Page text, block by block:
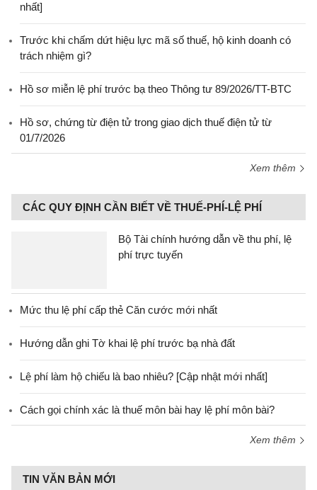
nhất]
Trước khi chấm dứt hiệu lực mã số thuế, hộ kinh doanh có
trách nhiệm gì?
Hồ sơ miễn lệ phí trước bạ theo Thông tư 89/2026/TT-BTC
Hồ sơ, chứng từ điện tử trong giao dịch thuế điện tử từ
01/7/2026
Xem thêm
CÁC QUY ĐỊNH CẦN BIẾT VỀ THUẾ-PHÍ-LỆ PHÍ
Bộ Tài chính hướng dẫn về thu phí, lệ
phí trực tuyến
Mức thu lệ phí cấp thẻ Căn cước mới nhất
Hướng dẫn ghi Tờ khai lệ phí trước bạ nhà đất
Lệ phí làm hộ chiếu là bao nhiêu? [Cập nhật mới nhất]
Cách gọi chính xác là thuế môn bài hay lệ phí môn bài?
Xem thêm
TIN VĂN BẢN MỚI